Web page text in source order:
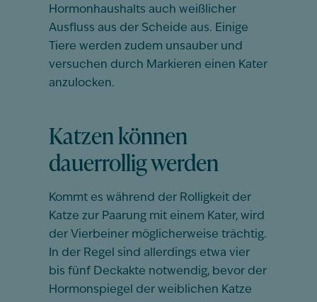
Hormonhaushalts auch weißlicher
Ausfluss aus der Scheide aus. Einige
Tiere werden zudem unsauber und
versuchen durch Markieren einen Kater
anzulocken.
Katzen können
dauerrollig werden
Kommt es während der Rolligkeit der
Katze zur Paarung mit einem Kater, wird
der Vierbeiner möglicherweise trächtig.
In der Regel sind allerdings etwa vier
bis fünf Deckakte notwendig, bevor der
Hormonspiegel der weiblichen Katze